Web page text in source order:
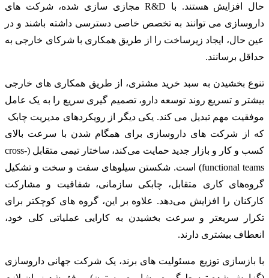
حال افزایش هستند. با R&D مجازی سازی شده، شرکت های
داروسازی می توانند به تخصص خاصی دسترسی داشته باشند و در
عین حال، ایجاد زیرساخت را از طریق همکاری با شرکای خارجی به
حداقل برسانند.
تنوع بخشیدن به سبد خرید مشتری، از طریق همکاری های خارجی
بیشتر و تسریع روند توسعه دارو، تصمیم گیری سریع را به یک عامل
موفقیت مهم تبدیل می کند. یکی دیگر از رویکردهای مدیریت چابک
که از شرکت های داروسازی برای همگام شدن با سرعت بالای
کسب و کار و بازار جدید حمایت می‌کند، ساختار تیمی متقابل (cross-
functional teams) است. شکستن سیلوهای سفت و سخت و تشکیل
گروه‌های کاری متقابل، چابکی سازمانی، شفافیت و مشارکت
کارکنان را افزایش می‌دهد. علاوه بر این، گروه های کوچکتر برای
تکرار سریعتر و سرعت بخشیدن به کارایی عملیاتی کلی خود،
انعطاف بیشتری دارند.
با بازسازی توزیع مسئولیت های برند، یک شرکت جهانی داروسازی